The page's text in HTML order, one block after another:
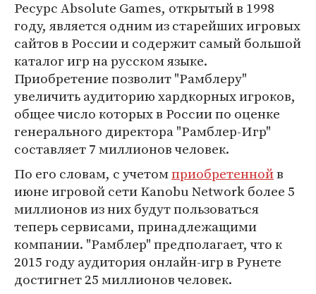
Ресурс Absolute Games, открытый в 1998
году, является одним из старейших игровых
сайтов в России и содержит самый большой
каталог игр на русском языке.
Приобретение позволит "Рамблеру"
увеличить аудиторию хардкорных игроков,
общее число которых в России по оценке
генерального директора "Рамблер-Игр"
составляет 7 миллионов человек.
По его словам, с учетомприобретеннойв
июне игровой сети Kanobu Network более 5
миллионов из них будут пользоваться
теперь сервисами, принадлежащими
компании. "Рамблер" предполагает, что к
2015 году аудитория онлайн-игр в Рунете
достигнет 25 миллионов человек.